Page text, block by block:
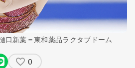
新葉＝東和薬品ラクタブドーム
0